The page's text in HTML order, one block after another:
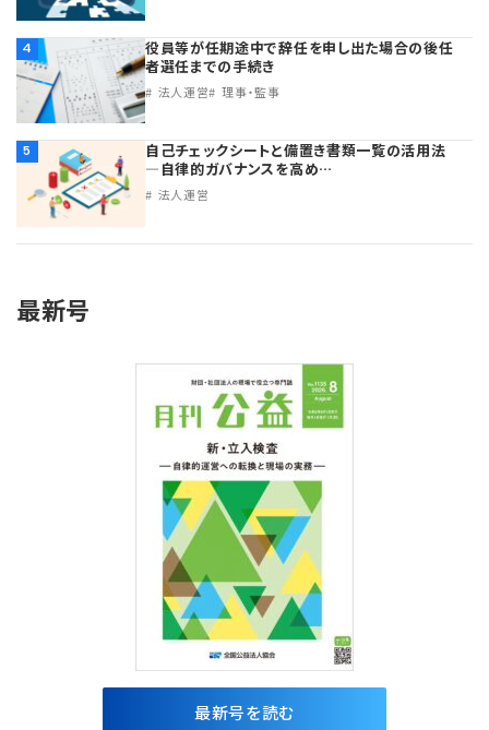
4
役員等が任期途中で辞任を申し出た場合の後任
者選任までの手続き
法人運営 理事・監事
5
自己チェックシートと備置き書類一覧の活用法
―自律的ガバナンスを高め…
法人運営
最新号
最新号を読む